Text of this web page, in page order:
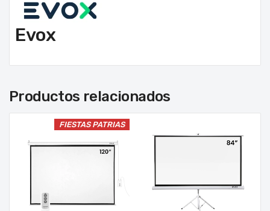
Evox
Productos relacionados
FIESTAS PATRIAS